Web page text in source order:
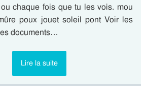
chaque fois que tu les vois. mou
poux jouet soleil pont Voir les
documents…
Lire la suite